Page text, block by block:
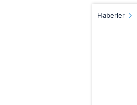
Haberler